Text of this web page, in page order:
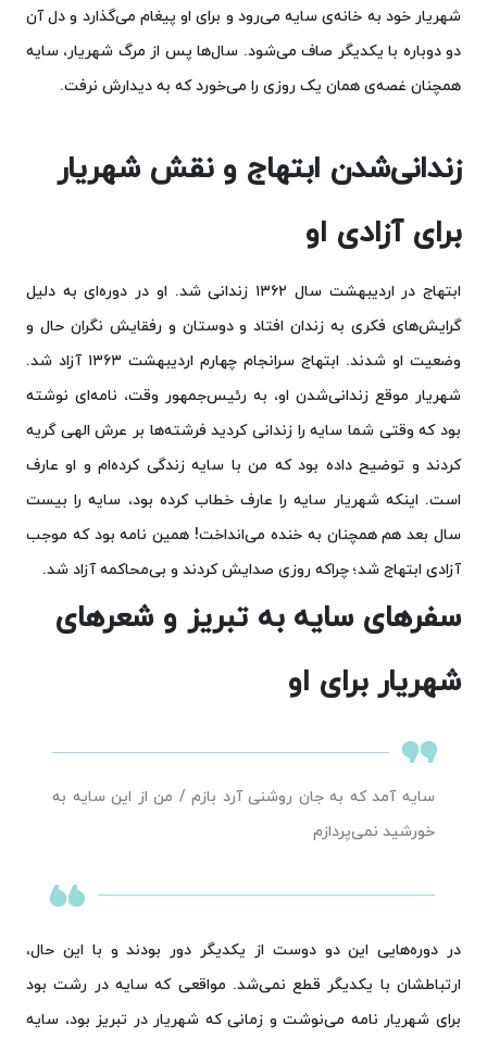
شهریار خود به خانه‌ی سایه می‌رود و برای او پیغام می‌گذارد و دل آن‌
دو دوباره با یکدیگر صاف می‌شود. سال‌ها پس از مرگ شهریار، سایه
همچنان غصه‌ی همان یک روزی را می‌خورد که به دیدارش نرفت.
زندانی‌شدن ابتهاج و نقش شهریار
برای آزادی او
ابتهاج در اردیبهشت سال ۱۳۶۲ زندانی شد. او در دوره‌ای به دلیل
گرایش‌های فکری به زندان افتاد و دوستان و رفقایش نگران حال و
وضعیت او شدند. ابتهاج سرانجام چهارم اردیبهشت ۱۳۶۳ آزاد شد.
شهریار موقع زندانی‌شدن او، به رئیس‌جمهور وقت، نامه‌ای نوشته
بود که وقتی شما سایه را زندانی کردید فرشته‌ها بر عرش الهی گریه
کردند و توضیح داده بود که من با سایه زندگی کرده‌ام و او عارف
است. اینکه شهریار سایه را عارف‌ خطاب‌ کرده بود، سایه را بیست
سال بعد هم همچنان به خنده می‌انداخت! همین نامه بود که موجب
آزادی ابتهاج شد؛ چراکه روزی صدایش کردند و بی‌محاکمه آزاد شد.
سفرهای سایه به تبریز و شعرهای
شهریار برای او
سایه آمد که به جان روشنی آرد بازم / من از این سایه به
خورشید نمی‌پردازم
در دوره‌هایی این دو دوست از یکدیگر دور بودند و با این حال،
ارتباطشان با یکدیگر قطع نمی‌شد. مواقعی که سایه در رشت بود
برای شهریار نامه می‌نوشت و زمانی که شهریار در تبریز بود، سایه